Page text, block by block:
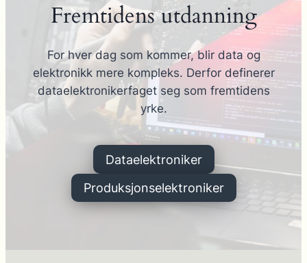
Fremtidens utdanning
For hver dag som kommer, blir data og
elektronikk mere kompleks. Derfor definerer
dataelektronikerfaget seg som fremtidens
yrke.
Dataelektroniker
Produksjonselektroniker